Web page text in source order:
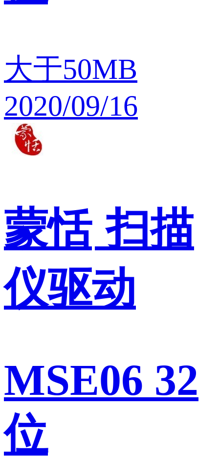
大于50MB
2020/09/16
蒙恬 扫描
仪驱动
MSE06 32
位